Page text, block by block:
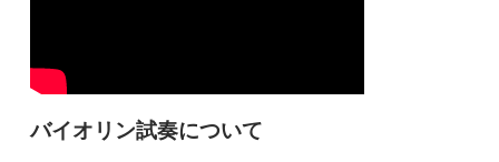
バイオリン試奏について